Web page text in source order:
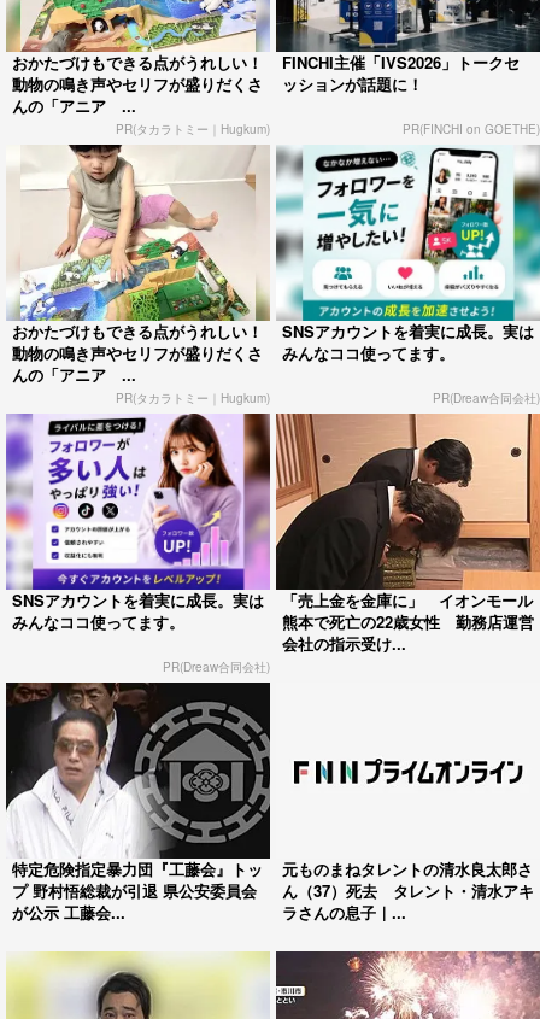
おかたづけもできる点がうれしい！
動物の鳴き声やセリフが盛りだくさ
んの「アニア ...
PR(タカラトミー｜Hugkum)
FINCHI主催「IVS2026」トークセ
ッションが話題に！
PR(FINCHI on GOETHE)
おかたづけもできる点がうれしい！
動物の鳴き声やセリフが盛りだくさ
んの「アニア ...
PR(タカラトミー｜Hugkum)
SNSアカウントを着実に成長。実は
みんなココ使ってます。
PR(Dreaw合同会社)
SNSアカウントを着実に成長。実は
みんなココ使ってます。
PR(Dreaw合同会社)
「売上金を金庫に」 イオンモール
熊本で死亡の22歳女性 勤務店運営
会社の指示受け...
特定危険指定暴力団『工藤会』トッ
プ 野村悟総裁が引退 県公安委員会
が公示 工藤会...
元ものまねタレントの清水良太郎さ
ん（37）死去 タレント・清水アキ
ラさんの息子｜...